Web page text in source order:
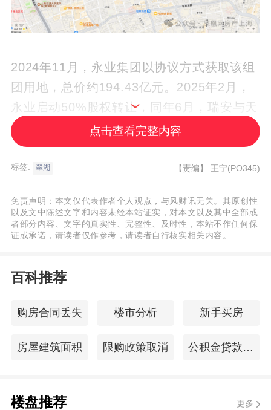
2024年11月，永业集团以协议方式获取该组
团用地，总价约194.43亿元。2025年2月，
永业启动50%股权转让，同年6月，瑞安与天
安联合体通过股权转让竞得该部分权益，转
让底价28.9365亿元，对应标的公司约205.7
亿元总资产的50%份额（含负债约103亿
去年11月，项目设计方案正式公示，市场普
注，七期自然也不例外。
看规划指标，项目计容用地面积49,174.18平
方米，总建筑面积约373,926平方米，容积率
点击查看完整内容
标签: 翠湖 【责编】 王宁(PO345)
免责声明：本文仅代表作者个人观点，与风财讯无关。其原创性
以及文中陈述文字和内容未经本站证实，对本文以及其中全部或
者部分内容、文字的真实性、完整性、及时性，本站不作任何保
证或承诺，请读者仅作参考，请读者自行核实相关内容。
百科推荐
购房合同丢失 楼市分析 新手买房
房屋建筑面积 限购政策取消 公积金贷款还款计算
楼盘推荐 更多